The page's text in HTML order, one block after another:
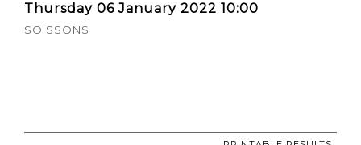
Thursday 06 January 2022 10:00
SOISSONS